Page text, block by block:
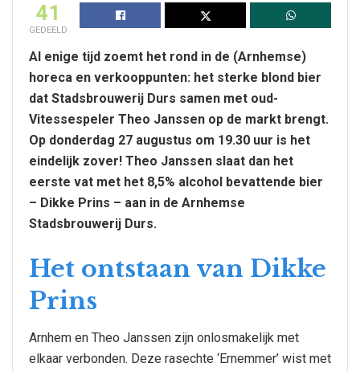
41
GEDEELD
Al enige tijd zoemt het rond in de (Arnhemse)
horeca en verkooppunten: het sterke blond bier
dat Stadsbrouwerij Durs samen met oud-
Vitessespeler Theo Janssen op de markt brengt.
Op donderdag 27 augustus om 19.30 uur is het
eindelijk zover! Theo Janssen slaat dan het
eerste vat met het 8,5% alcohol bevattende bier
– Dikke Prins – aan in de Arnhemse
Stadsbrouwerij Durs.
Het ontstaan van Dikke
Prins
Arnhem en Theo Janssen zijn onlosmakelijk met
elkaar verbonden. Deze rasechte ‘Ernemmer’ wist met